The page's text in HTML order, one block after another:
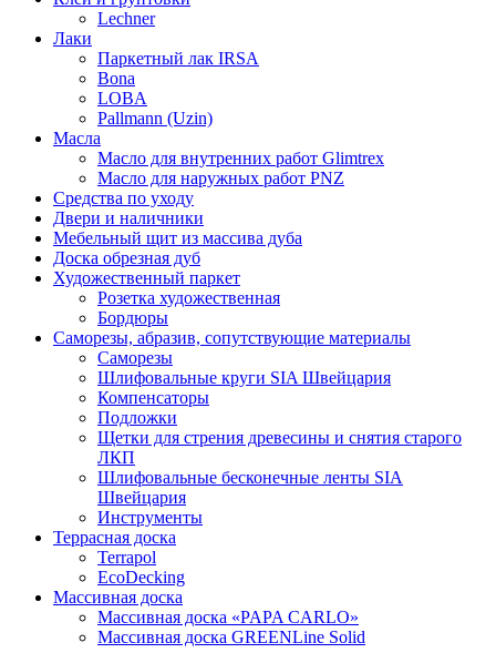
Lechner
Лаки
Паркетный лак IRSA
Bona
LOBA
Pallmann (Uzin)
Масла
Масло для внутренних работ Glimtrex
Масло для наружных работ PNZ
Средства по уходу
Двери и наличники
Мебельный щит из массива дуба
Доска обрезная дуб
Художественный паркет
Розетка художественная
Бордюры
Саморезы, абразив, сопутствующие материалы
Саморезы
Шлифовальные круги SIA Швейцария
Компенсаторы
Подложки
Щетки для стрения древесины и снятия старого
ЛКП
Шлифовальные бесконечные ленты SIA
Швейцария
Инструменты
Террасная доска
Terrapol
EcoDecking
Массивная доска
Массивная доска «PAPA CARLO»
Массивная доска GREENLine Solid